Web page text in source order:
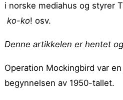
i norske mediahus og styrer
ko-ko! osv.
Denne artikkelen er hentet
Operation Mockingbird var
begynnelsen av 1950-tallet.